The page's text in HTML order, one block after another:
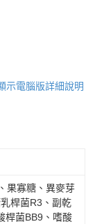
示電腦版詳細說明
果寡糖、異麥芽
桿菌R3、副乾
桿菌BB9、嗜酸